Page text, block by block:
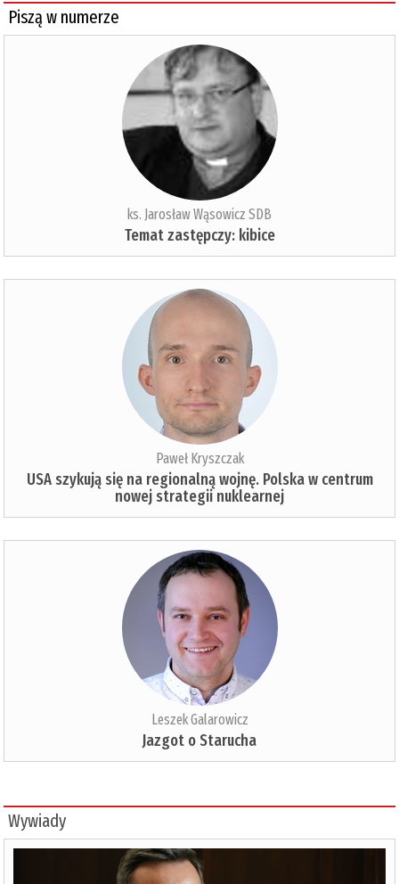
Piszą w numerze
ks. Jarosław Wąsowicz SDB
Temat zastępczy: kibice
Paweł Kryszczak
USA szykują się na regionalną wojnę. Polska w centrum
nowej strategii nuklearnej
Leszek Galarowicz
Jazgot o Starucha
Wywiady